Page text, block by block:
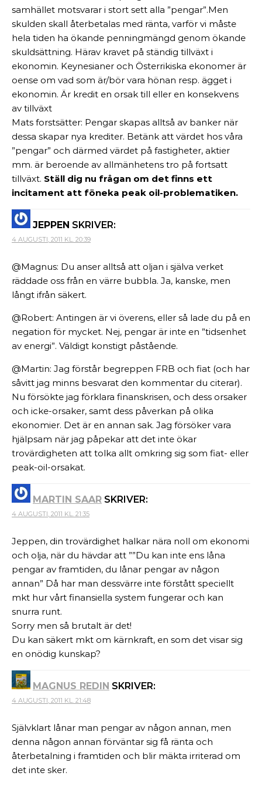
samhället motsvarar i stort sett alla ”pengar”.Men
skulden skall återbetalas med ränta, varför vi måste
hela tiden ha ökande penningmängd genom ökande
skuldsättning. Härav kravet på ständig tillväxt i
ekonomin. Keynesianer och Österrikiska ekonomer är
oense om vad som är/bör vara hönan resp. ägget i
ekonomin. Är kredit en orsak till eller en konsekvens
av tillväxt
Mats forstsätter: Pengar skapas alltså av banker när
dessa skapar nya krediter. Betänk att värdet hos våra
”pengar” och därmed värdet på fastigheter, aktier
mm. är beroende av allmänhetens tro på fortsatt
tillväxt. Ställ dig nu frågan om det finns ett
incitament att föneka peak oil-problematiken.
JEPPEN SKRIVER:
4 AUGUSTI, 2011 KL. 20:39
@Magnus: Du anser alltså att oljan i själva verket
räddade oss från en värre bubbla. Ja, kanske, men
långt ifrån säkert.
@Robert: Antingen är vi överens, eller så lade du på en
negation för mycket. Nej, pengar är inte en ”tidsenhet
av energi”. Väldigt konstigt påstående.
@Martin: Jag förstår begreppen FRB och fiat (och har
såvitt jag minns besvarat den kommentar du citerar).
Nu försökte jag förklara finanskrisen, och dess orsaker
och icke-orsaker, samt dess påverkan på olika
ekonomier. Det är en annan sak. Jag försöker vara
hjälpsam när jag påpekar att det inte ökar
trovärdigheten att tolka allt omkring sig som fiat- eller
peak-oil-orsakat.
MARTIN SAAR SKRIVER:
4 AUGUSTI, 2011 KL. 21:35
Jeppen, din trovärdighet halkar nära noll om ekonomi
och olja, när du hävdar att ””Du kan inte ens låna
pengar av framtiden, du lånar pengar av någon
annan” Då har man dessvärre inte förstått speciellt
mkt hur vårt finansiella system fungerar och kan
snurra runt.
Sorry men så brutalt är det!
Du kan säkert mkt om kärnkraft, en som det visar sig
en onödig kunskap?
MAGNUS REDIN SKRIVER:
4 AUGUSTI, 2011 KL. 21:48
Självklart lånar man pengar av någon annan, men
denna någon annan förväntar sig få ränta och
återbetalning i framtiden och blir mäkta irriterad om
det inte sker.